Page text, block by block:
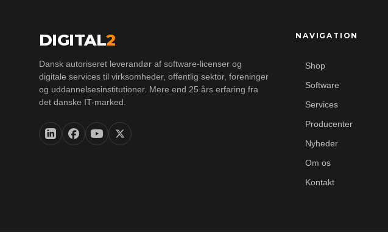
DIGITAL2
Dansk autoriseret leverandør af software-licenser og
digitale services til virksomheder, offentlig sektor, foreninger
og uddannelsesinstitutioner. Mere end 25 års erfaring fra
det danske IT-marked.
NAVIGATION
Shop
Software
Services
Producenter
Nyheder
Om os
Kontakt